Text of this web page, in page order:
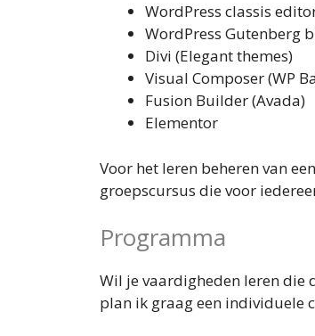
WordPress classis
WordPress Gutenberg
Divi (Elegant themes)
Visual Composer (WP
Fusion Builder (Avada)
Elementor
Voor het leren beheren van
groepscursus die voor
Programma
Wil je vaardigheden leren die
plan ik graag een individuele